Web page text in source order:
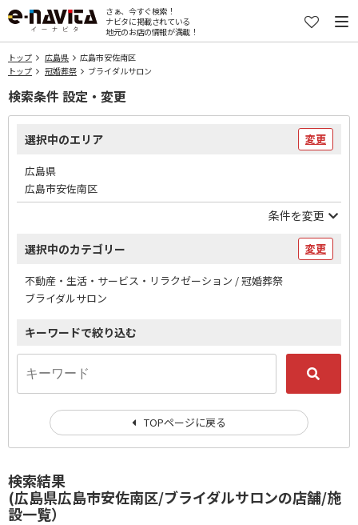
さぁ、今すぐ検索！
ナビタに掲載されている
地元のお店の情報が満載！
トップ 広島県
広島市安佐南区
トップ
冠婚葬祭 ブライダルサロン
検索結果
(広島県広島市安佐南区/ブライダルサロンの店舗/施
設一覧）
検索条件 設定・変更
選択中のエリア 変更
広島県
広島市安佐南区
条件を変更
選択中のカテゴリー 変更
不動産・生活・サービス・リラクゼーション / 冠婚葬祭
ブライダルサロン
キーワードで絞り込む
TOPページに戻る